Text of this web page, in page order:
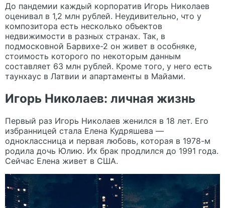
До пандемии каждый корпоратив Игорь Николаев
оценивал в 1,2 млн рублей. Неудивительно, что у
композитора есть несколько объектов
недвижимости в разных странах. Так, в
подмосковной Барвихе-2 он живет в особняке,
стоимость которого по некоторым данным
составляет 63 млн рублей. Кроме того, у него есть
таунхаус в Латвии и апартаменты в Майами.
Игорь Николаев: личная жизнь
Первый раз Игорь Николаев женился в 18 лет. Его
избранницей стала Елена Кудряшева —
одноклассница и первая любовь, которая в 1978-м
родила дочь Юлию. Их брак продлился до 1991 года.
Сейчас Елена живет в США.